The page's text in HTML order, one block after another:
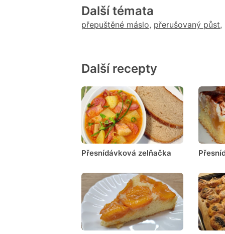
Další témata
přepuštěné máslo, přerušovaný půst,
Další recepty
Přesnídávková zelňačka